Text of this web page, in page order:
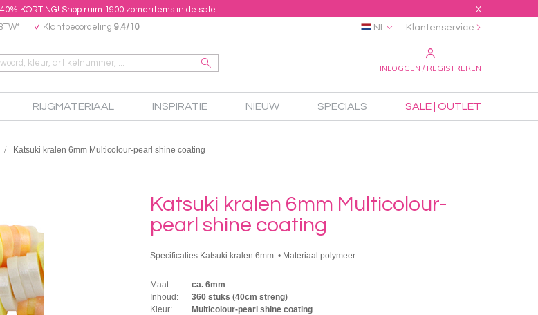
KORTING! Shop ruim 1900 zomeritems in de sale. X
Klantbeoordeling 9.4/10
INLOGGEN / REGISTREREN
NL Klantenservice
RIJGMATERIAAL INSPIRATIE NIEUW SPECIALS SALE | OUTLET
Katsuki kralen 6mm Multicolour-pearl shine coating
Katsuki kralen 6mm Multicolour-
pearl shine coating
Specificaties Katsuki kralen 6mm: • Materiaal polymeer
Maat:
ca. 6mm
Inhoud:
360 stuks (40cm streng)
Kleur:
Multicolour-pearl shine coating